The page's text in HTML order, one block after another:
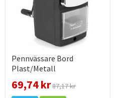
Pennvässare Bord
Plast/Metall
69,74 kr87,17 kr